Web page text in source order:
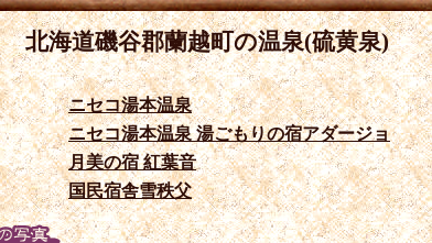
北海道磯谷郡蘭越町の温泉(硫黄泉)
ニセコ湯本温泉
ニセコ湯本温泉 湯ごもりの宿アダージョ
月美の宿 紅葉音
国民宿舎雪秩父